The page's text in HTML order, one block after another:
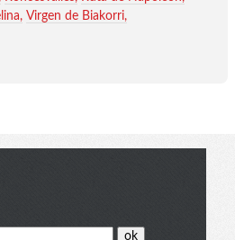
Virgen de Biakorri